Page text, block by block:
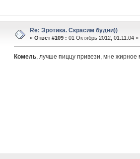
Re: Эротика. Скрасим будни))
« Ответ #109 : 01 Октябрь 2012, 01:11:04 »
Комель, лучше пиццу привези, мне жирное